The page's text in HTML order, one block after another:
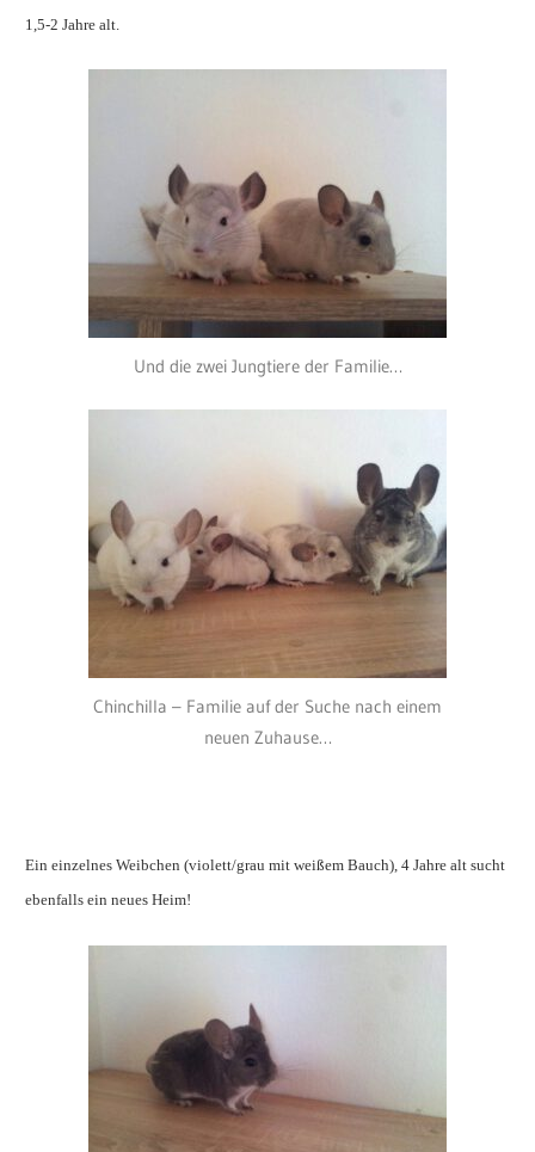
1,5-2 Jahre alt.
Und die zwei Jungtiere der Familie…
Chinchilla – Familie auf der Suche nach einem
neuen Zuhause…
Ein einzelnes Weibchen (violett/grau mit weißem Bauch), 4 Jahre alt sucht
ebenfalls ein neues Heim!